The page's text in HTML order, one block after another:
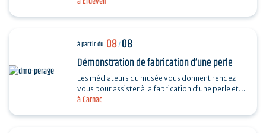
à Carnac
à partir du 08/08
Démonstration de fabrication d’une perle
Les médiateurs du musée vous donnent rendez-
vous pour assister à la fabrication d’une perle et
vous dévoiler les techniques ingénieuses…